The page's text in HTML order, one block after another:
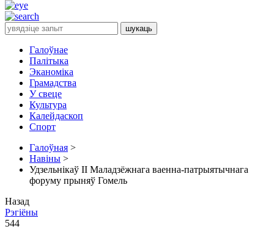
Галоўнае
Палітыка
Эканоміка
Грамадства
У свеце
Культура
Калейдаскоп
Спорт
Галоўная >
Навіны >
Удзельнікаў ІІ Маладзёжнага ваенна-патрыятычнага
форуму прыняў Гомель
Назад
Рэгіёны
544